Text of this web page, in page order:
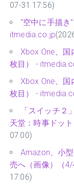
07-31 17:56)
“空中に手描き
itmedia.co.jp
Xbox One、
枚目） -
Xbox One、
枚目） -
「スイッチ
天堂：時事ドッ
07:00)
Amazon、小
売へ（画像）（
17:06)